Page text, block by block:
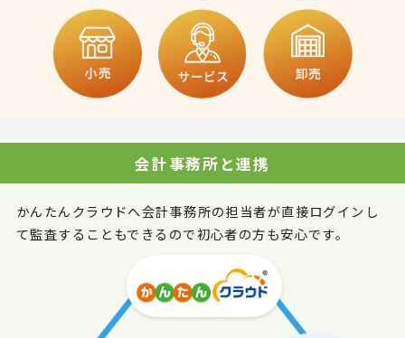
会計事務所と連携
かんたんクラウドへ会計事務所の担当者が直接ログインし
て監査することもできるので初心者の方も安心です。